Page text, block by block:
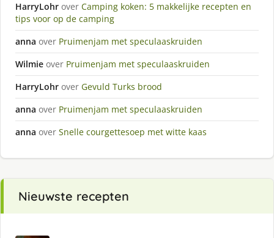
HarryLohr over Camping koken: 5 makkelijke recepten en
tips voor op de camping
anna over Pruimenjam met speculaaskruiden
Wilmie over Pruimenjam met speculaaskruiden
HarryLohr over Gevuld Turks brood
anna over Pruimenjam met speculaaskruiden
anna over Snelle courgettesoep met witte kaas
Nieuwste recepten